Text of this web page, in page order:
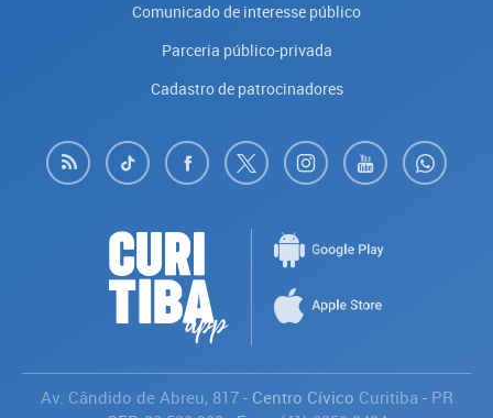
Comunicado de interesse público
Parceria público-privada
Cadastro de patrocinadores
Av. Cândido de Abreu, 817- Centro Cívico Curitiba- PR